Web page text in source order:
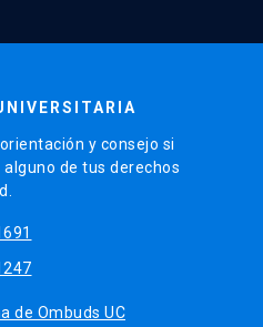
y consejo si
de tus derechos
de Ombuds UC